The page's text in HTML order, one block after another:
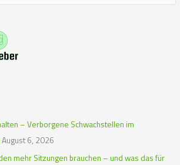
– Verborgene Schwachstellen im
August 6, 2026
mehr Sitzungen brauchen – und was das für